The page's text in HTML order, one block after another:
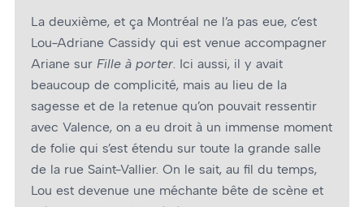
La deuxième, et ça Montréal ne l’a pas eue, c’est
Lou-Adriane Cassidy qui est venue accompagner
Ariane sur Fille à porter. Ici aussi, il y avait
beaucoup de complicité, mais au lieu de la
sagesse et de la retenue qu’on pouvait ressentir
avec Valence, on a eu droit à un immense moment
de folie qui s’est étendu sur toute la grande salle
de la rue Saint-Vallier. On le sait, au fil du temps,
Lou est devenue une méchante bête de scène et